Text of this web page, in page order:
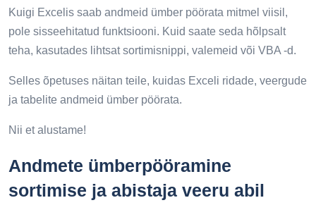
Kuigi Excelis saab andmeid ümber pöörata mitmel viisil,
pole sisseehitatud funktsiooni. Kuid saate seda hõlpsalt
teha, kasutades lihtsat sortimisnippi, valemeid või VBA -d.
Selles õpetuses näitan teile, kuidas Exceli ridade, veergude
ja tabelite andmeid ümber pöörata.
Nii et alustame!
Andmete ümberpööramine
sortimise ja abistaja veeru abil